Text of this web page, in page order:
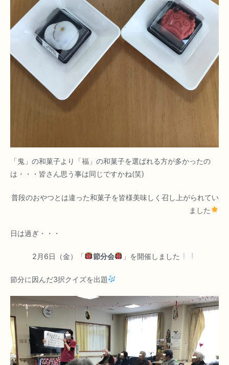
「鬼」の和菓子より「福」の和菓子を選ばれる方が多かったの
は・・・皆さん思う事は同じですかね(笑)
普段のおやつとは違った和菓子を皆様美味しく召し上がられてい
ました
日は過ぎ・・・
2月6日（金）「 節分会 」を開催しました
節分に因んだ3択クイズを出題